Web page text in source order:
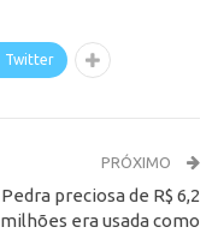
Twitter
PRÓXIMO
Pedra preciosa de R$ 6,2
milhões era usada como